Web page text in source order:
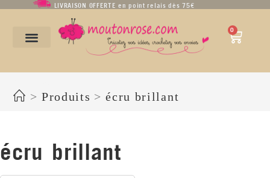
LIVRAISON OFFERTE en point relais dès 75€
0
> Produits > écru brillant
écru brillant